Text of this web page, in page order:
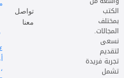
الكتب
بمختلف
المجالات.
نسعى
لتقديم
تجربة فريدة
تشمل
تواصل
معنا